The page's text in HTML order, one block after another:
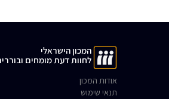
המכון הישראלי
לחוות דעת מומחים
אודות המכון
תנאי שימוש